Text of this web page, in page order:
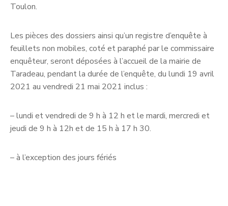
Toulon.
Les pièces des dossiers ainsi qu’un registre d’enquête à
feuillets non mobiles, coté et paraphé par le commissaire
enquêteur, seront déposées à l’accueil de la mairie de
Taradeau, pendant la durée de l’enquête, du lundi 19 avril
2021 au vendredi 21 mai 2021 inclus :
– lundi et vendredi de 9 h à 12 h et le mardi, mercredi et
jeudi de 9 h à 12h et de 15 h à 17 h 30.
– à l’exception des jours fériés